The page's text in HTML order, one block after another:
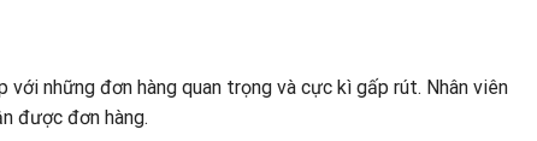
với những đơn hàng quan trọng và cực kì gấp rút. Nhân viên
được đơn hàng.